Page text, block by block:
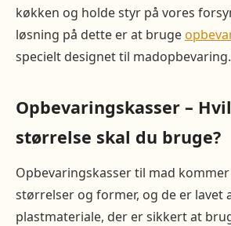
køkken og holde styr på vores
løsning på dette er at bruge
specielt designet til madopbevaring.
Opbevaringskasser –
størrelse skal du bruge?
Opbevaringskasser til mad
størrelser og former, og de er lavet
plastmateriale, der er sikkert at